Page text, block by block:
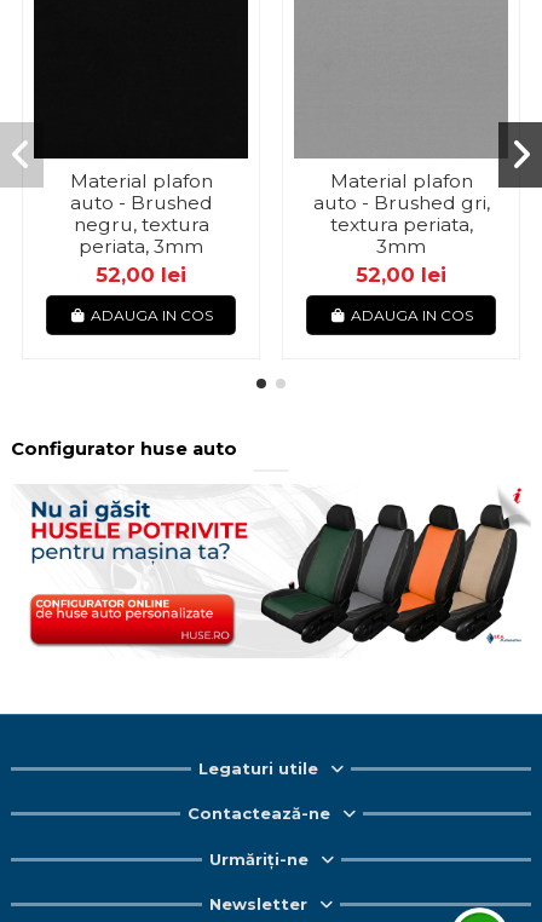
Material plafon
auto - Brushed
negru, textura
periata, 3mm
52,00 lei
ADAUGA IN COS
Material plafon
auto - Brushed gri,
textura periata,
3mm
52,00 lei
ADAUGA IN COS
Configurator huse auto
Legaturi utile
Contactează-ne
Urmăriți-ne
Newsletter